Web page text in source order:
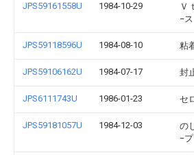
JPS59161558U 1984-10-29
Ｖ
−ス
JPS59118596U 1984-08-10 粘
JPS59106162U 1984-07-17 封
JPS6111743U 1986-01-23 セ
JPS59181057U 1984-12-03
の
−プ